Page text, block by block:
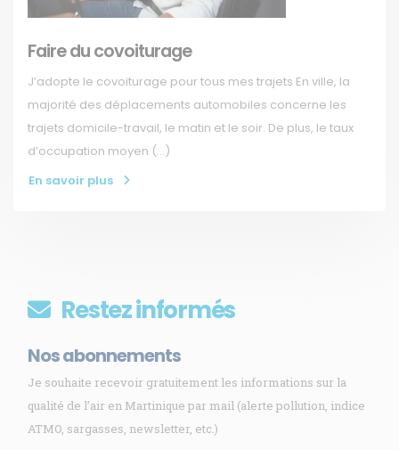
Faire du covoiturage
J’adopte le covoiturage pour tous mes trajets En ville, la
majorité des déplacements automobiles concerne les
trajets domicile-travail, le matin et le soir. De plus, le taux
d’occupation moyen (…)
En savoir plus
Restez informés
Nos abonnements
Je souhaite recevoir gratuitement les informations sur la
qualité de l’air en Martinique par mail (alerte pollution, indice
ATMO, sargasses, newsletter, etc.)